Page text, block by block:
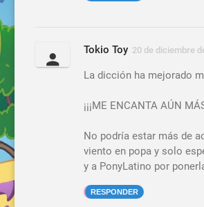
Tokio Toy 20 de diciembre
La dicción ha mejorado
¡¡¡ME ENCANTA AÚN
No podría estar más de
viento en popa y solo
y a PonyLatino por
RESPONDER